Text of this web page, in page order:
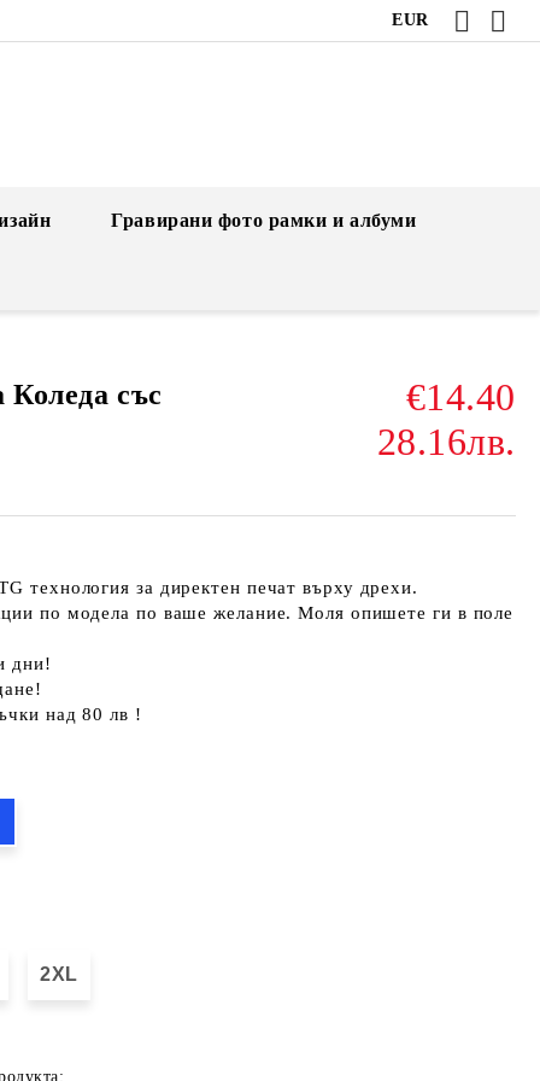
EUR
Гравирани фото рамки и албуми
Коледа със
€14.40
28.16лв.
технология за директен печат върху дрехи.
по модела по ваше желание. Моля опишете ги в поле
дни!
над 80 лв !
2XL